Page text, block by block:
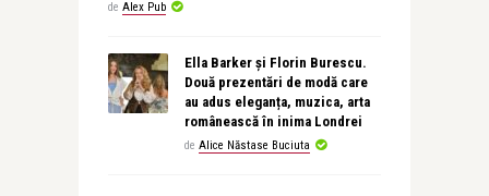
de Alex Pub
Ella Barker și Florin Burescu.
Două prezentări de modă care
au adus eleganța, muzica, arta
românească în inima Londrei
de Alice Năstase Buciuta